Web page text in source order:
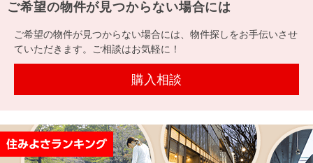
す
投
用
件
を
事業
件を
売却
時手
金額
沿革
本社地
図
ニュース
（電子ブ
提携企業にお勤めの方
会員ページ
閉じる
ご希望の物件が見つからない場合には
ご希望の物件が見つからない場合には、物件探しをお手伝いさせ
ていただきます。ご相談はお気軽に！
購入相談